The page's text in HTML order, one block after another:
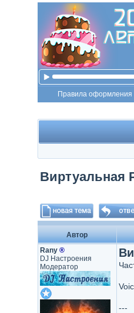
Правила оформления
Виртуальная
Автор
Rany ®
DJ Настроения
Модератор
---